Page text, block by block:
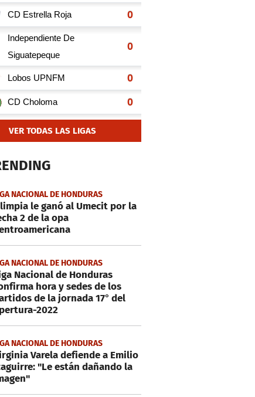
VER TODAS LAS LIGAS
NACIONAL DE HONDURAS
le ganó al Umecit por la
2 de la opa
NACIONAL DE HONDURAS
Nacional de Honduras
hora y sedes de los
de la jornada 17° del
2022
NACIONAL DE HONDURAS
Varela defiende a Emilio
"Le están dañando la